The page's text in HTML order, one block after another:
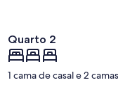
Quarto 2
1 cama de casal e 2